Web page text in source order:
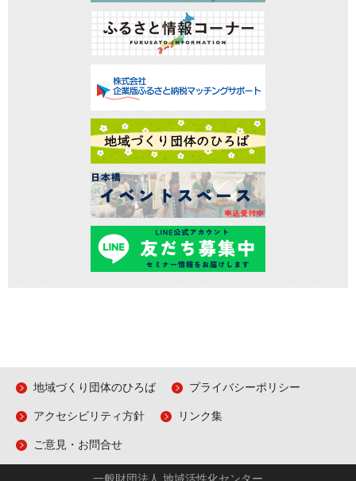
地域づくり団体のひろば プライバシーポリシー
アクセシビリティ方針 リンク集
ご意見・お問合せ
一般財団法人 地域活性化センター